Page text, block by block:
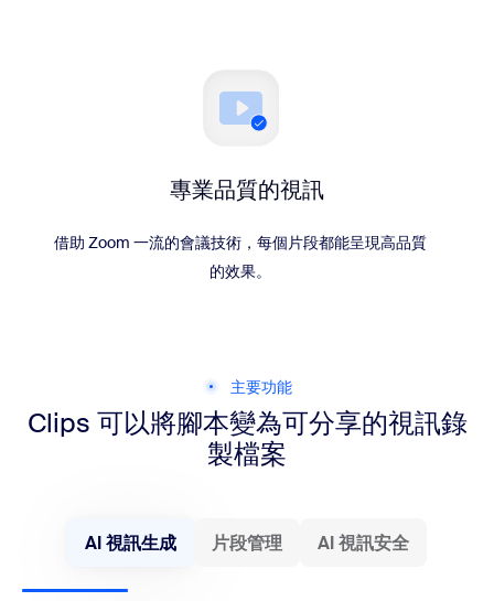
專業品質的視訊
借助 Zoom 一流的會議技術，每個片段都能呈現高品質
的效果。
主要功能
Clips 可以將腳本變為可分享的視訊錄
製檔案
AI 視訊生成 片段管理 AI 視訊安全